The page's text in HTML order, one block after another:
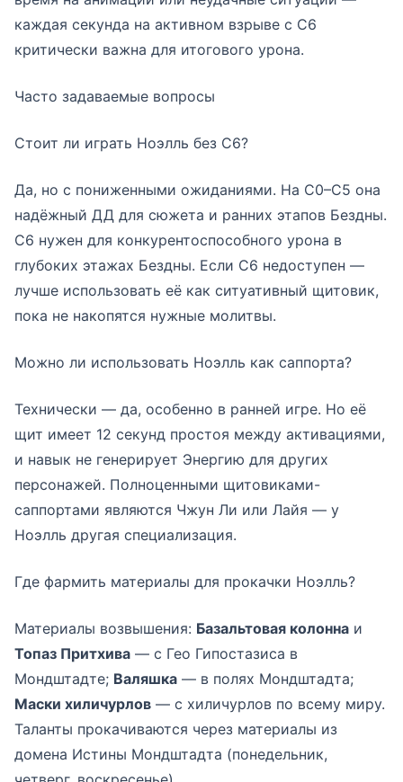
каждая секунда на активном взрыве с С6
критически важна для итогового урона.
Часто задаваемые вопросы
Стоит ли играть Ноэлль без С6?
Да, но с пониженными ожиданиями. На С0–С5 она
надёжный ДД для сюжета и ранних этапов Бездны.
С6 нужен для конкурентоспособного урона в
глубоких этажах Бездны. Если С6 недоступен —
лучше использовать её как ситуативный щитовик,
пока не накопятся нужные молитвы.
Можно ли использовать Ноэлль как саппорта?
Технически — да, особенно в ранней игре. Но её
щит имеет 12 секунд простоя между активациями,
и навык не генерирует Энергию для других
персонажей. Полноценными щитовиками-
саппортами являются Чжун Ли или Лайя — у
Ноэлль другая специализация.
Где фармить материалы для прокачки Ноэлль?
Материалы возвышения: Базальтовая колонна и
Топаз Притхива — с Гео Гипостазиса в
Мондштадте; Валяшка — в полях Мондштадта;
Маски хиличурлов — с хиличурлов по всему миру.
Таланты прокачиваются через материалы из
домена Истины Мондштадта (понедельник,